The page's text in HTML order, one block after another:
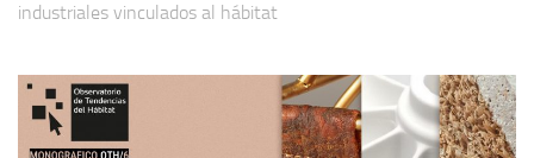
industriales vinculados al hábitat